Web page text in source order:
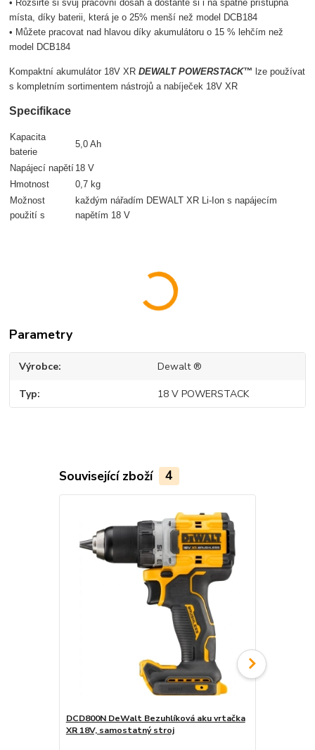
• Rozšiřte si svůj pracovní dosah a dostaňte si i na špatně přístupná
místa, díky baterii, která je o 25% menší než model DCB184
• Můžete pracovat nad hlavou díky akumulátoru o 15 % lehčím než
model DCB184
Kompaktní akumulátor 18V XRDEWALT POWERSTACK™ lze používat
s kompletním sortimentem nástrojů a nabíječek 18V XR
Specifikace
Kapacita
baterie
5,0 Ah
Napájecí napětí 18 V
Hmotnost
0,7 kg
Možnost
použití s
každým nářadím DEWALT XR Li-Ion s napájecím
napětím 18 V
Parametry
Výrobce Dewalt ®
Typ 18 V POWERSTACK
Související zboží 4
DCD800N DeWalt Bezuhlíková aku vrtačka
XR 18V, samostatný stroj